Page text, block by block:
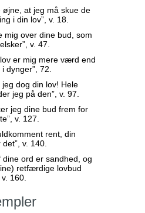
øjne, at jeg må skue de
i din lov”, v. 18.
mig over dine bud, som
v. 47.
er mig mere værd end
dynger”, 72.
jeg dog din lov! Hele
jeg på den”, v. 97.
jeg dine bud frem for
v. 127.
rent, din
v. 140.
dine ord er sandhed, og
retfærdige lovbud
160.